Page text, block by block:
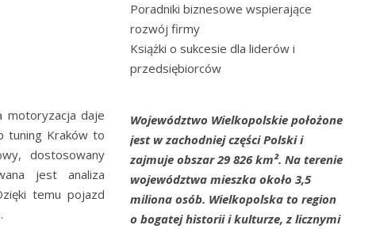
motoryzacja daje
tuning Kraków to
dostosowany
jest analiza
temu pojazd
Poradniki biznesowe wspierające
rozwój firmy
Książki o sukcesie dla liderów i
przedsiębiorców
Województwo Wielkopolskie położone
jest w zachodniej części Polski i
zajmuje obszar 29 826 km². Na terenie
województwa mieszka około 3,5
miliona osób. Wielkopolska to region
o bogatej historii i kulturze, z licznymi